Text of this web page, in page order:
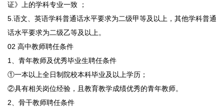
证》上的学科专业一致 ；
5.语文、英语学科普通话水平要求为二级甲等及以上，其他学科普通
话水平要求为二级乙等及以上。
02 高中教师聘任条件
1、青年教师及优秀毕业生聘任条件
①一本以上全日制院校本科毕业及以上学历；
②具有相关岗位经验，且教育教学成绩优秀的青年教师。
2、骨干教师聘任条件